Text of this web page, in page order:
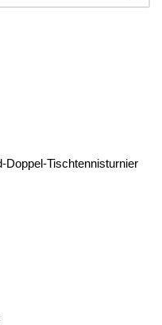
Doppel-Tischtennisturnier